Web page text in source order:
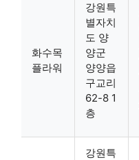
화수목
플라워
강원특
별자치
도 양
양군
양양읍
구교리
62-8 1
층
강원특